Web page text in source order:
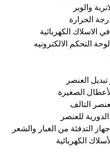
والوبر
الحرارة
الاسلاك الكهربائية
التحكم الالكترونيه
العنصر
الصغيرة
التالف
الدورية للعنصر
التدفئة من الغبار والشعر
الكهربائية